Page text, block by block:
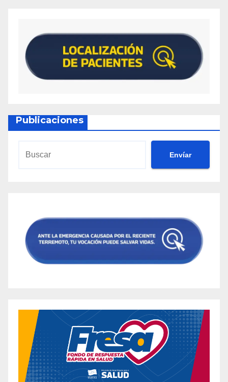
Publicaciones
Envíar